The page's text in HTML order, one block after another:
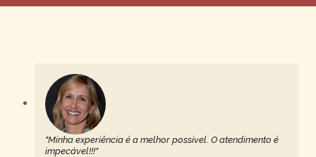
"Minha experiência é a melhor possivel. O atendimento é
impecável!!!"